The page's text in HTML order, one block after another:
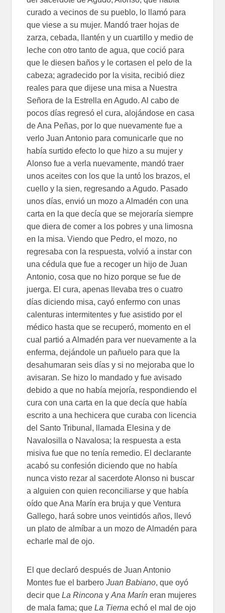
curado a vecinos de su pueblo, lo llamó para
que viese a su mujer. Mandó traer hojas de
zarza, cebada, llantén y un cuartillo y medio de
leche con otro tanto de agua, que coció para
que le diesen baños y le cortasen el pelo de la
cabeza; agradecido por la visita, recibió diez
reales para que dijese una misa a Nuestra
Señora de la Estrella en Agudo. Al cabo de
pocos días regresó el cura, alojándose en casa
de Ana Peñas, por lo que nuevamente fue a
verlo Juan Antonio para comunicarle que no
había surtido efecto lo que hizo a su mujer y
Alonso fue a verla nuevamente, mandó traer
unos aceites con los que la untó los brazos, el
cuello y la sien, regresando a Agudo. Pasado
unos días, envió un mozo a Almadén con una
carta en la que decía que se mejoraría siempre
que diera de comer a los pobres y una limosna
en la misa. Viendo que Pedro, el mozo, no
regresaba con la respuesta, volvió a instar con
una cédula que fue a recoger un hijo de Juan
Antonio, cosa que no hizo porque se fue de
juerga. El cura, apenas llevaba tres o cuatro
días diciendo misa, cayó enfermo con unas
calenturas intermitentes y fue asistido por el
médico hasta que se recuperó, momento en el
cual partió a Almadén para ver nuevamente a la
enferma, dejándole un pañuelo para que la
desahumaran seis días y si no mejoraba que lo
avisaran. Se hizo lo mandado y fue avisado
debido a que no había mejoría, respondiendo el
cura con una carta en la que decía que había
escrito a una hechicera que curaba con licencia
del Santo Tribunal, llamada Elesina y de
Navalosilla o Navalosa; la respuesta a esta
misiva fue que no tenía remedio. El declarante
acabó su confesión diciendo que no había
nunca visto rezar al sacerdote Alonso ni buscar
a alguien con quien reconciliarse y que había
oído que Ana Marín era bruja y que Ventura
Gallego, hará sobre unos veintidós años, llevó
un plato de almíbar a un mozo de Almadén para
echarle mal de ojo.
El que declaró después de Juan Antonio
Montes fue el barberoJuan Babiano, que oyó
decir queLa Rincona yAna Marín eran mujeres
de mala fama; queLa Tierna echó el mal de ojo